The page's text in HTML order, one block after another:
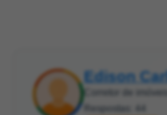
Edison
Corretor de imóveis
Respostas: 44